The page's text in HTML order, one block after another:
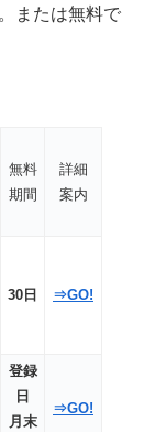
または無料で
無料
期間
詳細
案内
30日 ⇒GO!
登録
日
月末
⇒GO!